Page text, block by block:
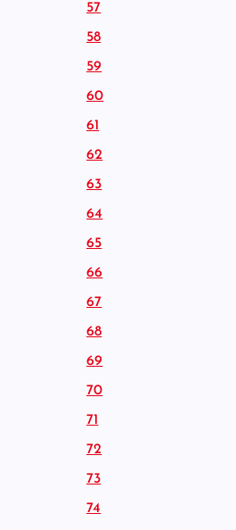
57
58
59
60
61
62
63
64
65
66
67
68
69
70
71
72
73
74